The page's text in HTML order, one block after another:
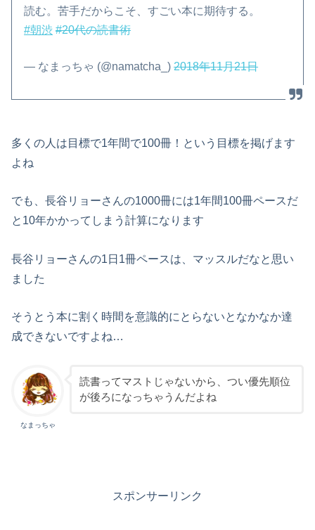
読む。苦手だからこそ、すごい本に期待する。
#朝渋 #20代の読書術
— なまっちゃ (@namatcha_)2018年11月21日
多くの人は目標で1年間で100冊！という目標を掲げます
よね
でも、長谷リョーさんの1000冊には1年間100冊ペースだ
と10年かかってしまう計算になります
長谷リョーさんの1日1冊ペースは、マッスルだなと思い
ました
そうとう本に割く時間を意識的にとらないとなかなか達
成できないですよね…
なまっちゃ
読書ってマストじゃないから、つい優先順位
が後ろになっちゃうんだよね
スポンサーリンク